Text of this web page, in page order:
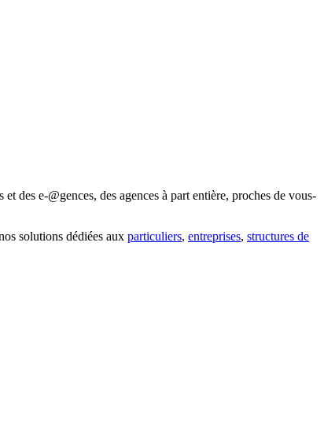
des e-@gences, des agences à part entière, proches de vous-
solutions dédiées aux particuliers, entreprises, structures de